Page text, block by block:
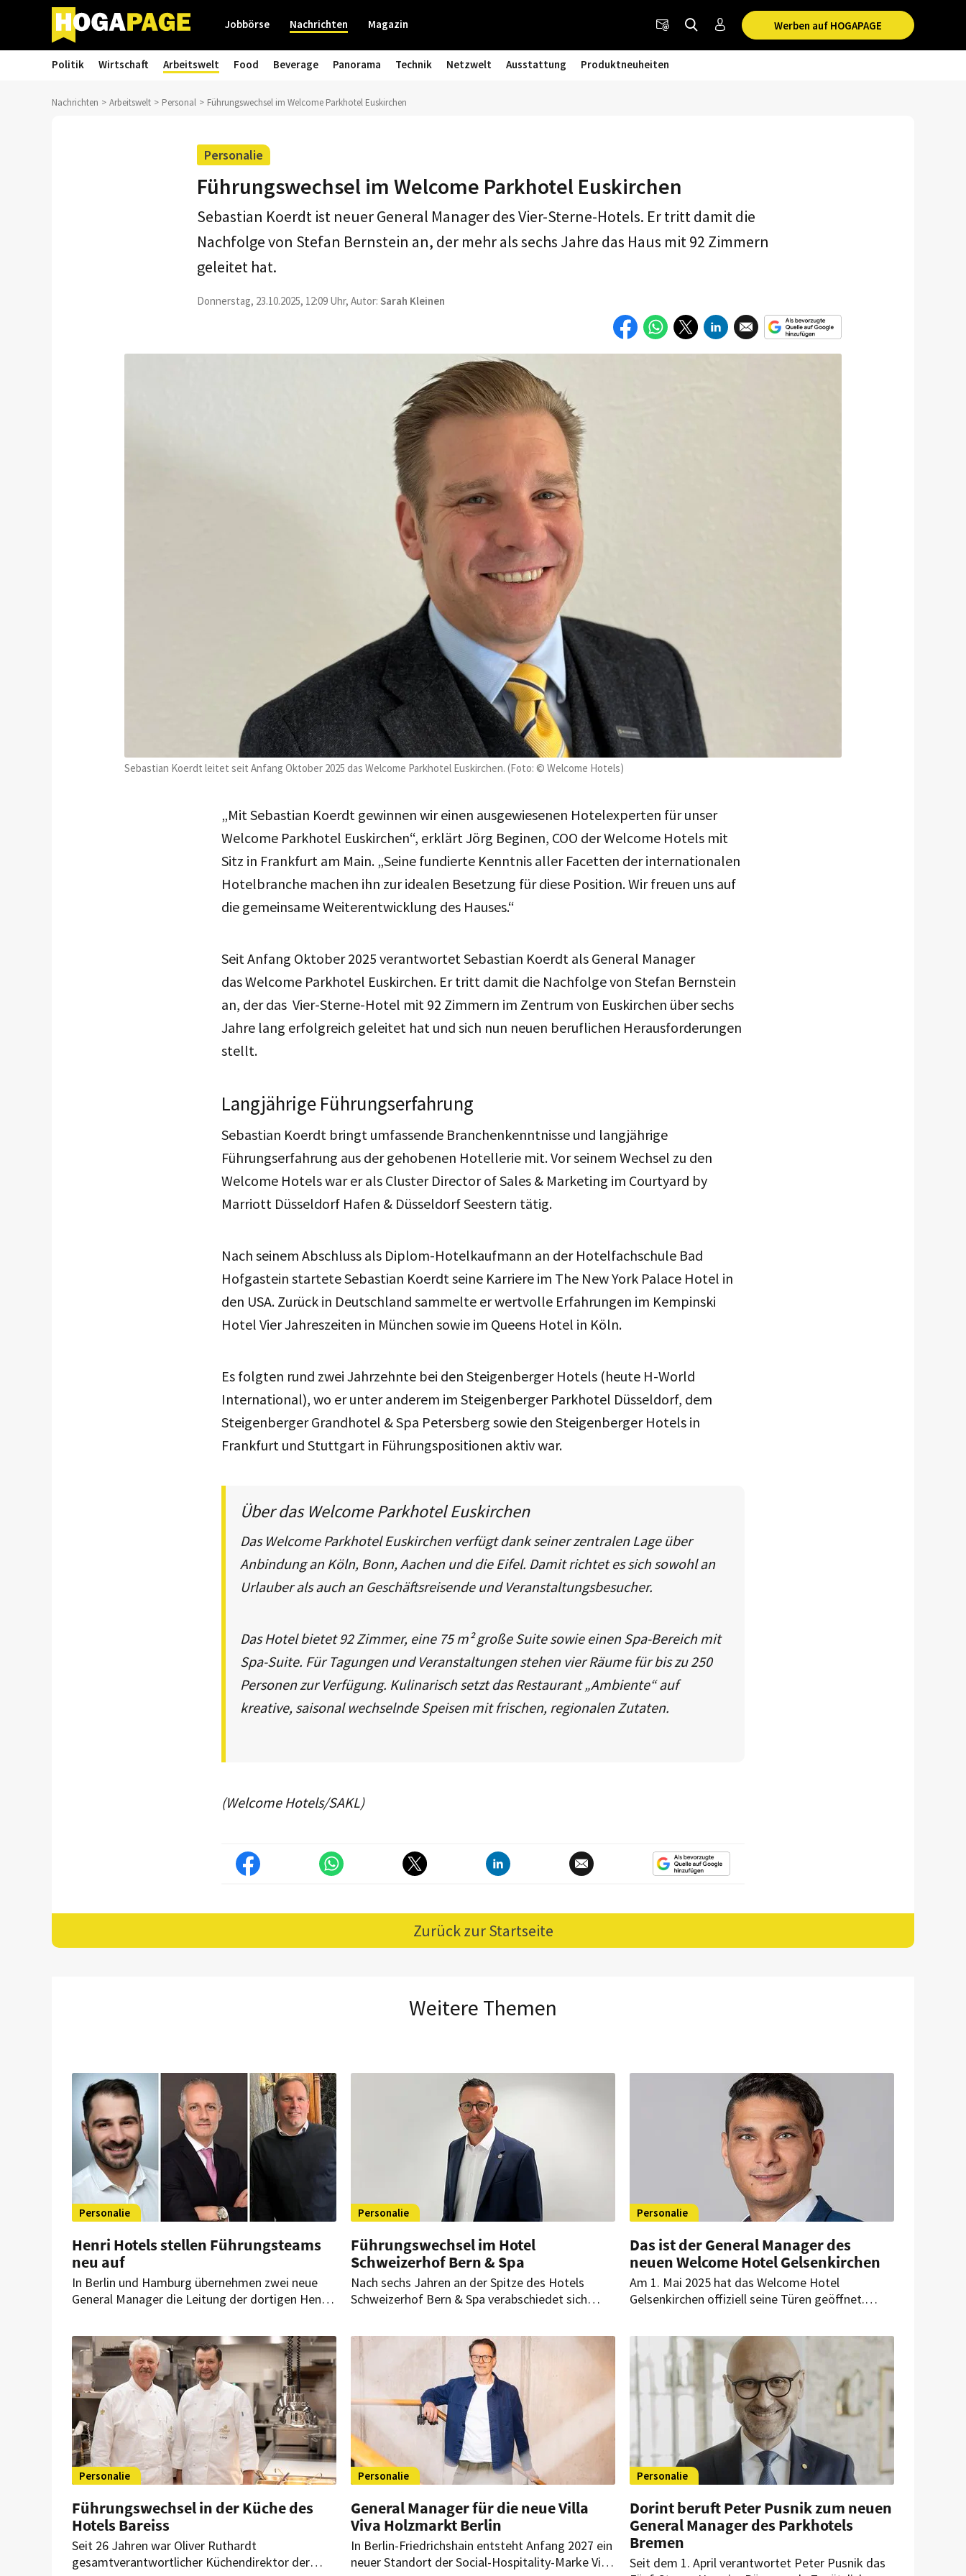
Werben auf HOGAPAGE
Jobbörse Nachrichten Magazin
Politik Wirtschaft Arbeitswelt Food Beverage Panorama Technik Netzwelt Ausstattung Produktneuheiten
Nachrichten Arbeitswelt Personal Führungswechsel im Welcome Parkhotel Euskirchen
Personalie
Führungswechsel im Welcome Parkhotel Euskirchen
Sebastian Koerdt leitet seit Anfang Oktober 2025 das Welcome Parkhotel Euskirchen. (Foto: © Welcome Hotels)
Sebastian Koerdt ist neuer General Manager des Vier-Sterne-Hotels. Er tritt damit die
Nachfolge von Stefan Bernstein an, der mehr als sechs Jahre das Haus mit 92 Zimmern
geleitet hat.
Donnerstag, 23.10.2025, 12:09 Uhr, Autor: Sarah Kleinen
„Mit Sebastian Koerdt gewinnen wir einen ausgewiesenen Hotelexperten für unser
Welcome Parkhotel Euskirchen“, erklärt Jörg Beginen, COO der Welcome Hotels mit
Sitz in Frankfurt am Main. „Seine fundierte Kenntnis aller Facetten der internationalen
Hotelbranche machen ihn zur idealen Besetzung für diese Position. Wir freuen uns auf
die gemeinsame Weiterentwicklung des Hauses.“
Seit Anfang Oktober 2025 verantwortet Sebastian Koerdt als General Manager
das Welcome Parkhotel Euskirchen. Er tritt damit die Nachfolge von Stefan Bernstein
an, der das Vier-Sterne-Hotel mit 92 Zimmern im Zentrum von Euskirchen über sechs
Jahre lang erfolgreich geleitet hat und sich nun neuen beruflichen Herausforderungen
stellt.
Langjährige Führungserfahrung
Sebastian Koerdt bringt umfassende Branchenkenntnisse und langjährige
Führungserfahrung aus der gehobenen Hotellerie mit. Vor seinem Wechsel zu den
Welcome Hotels war er als Cluster Director of Sales & Marketing im Courtyard by
Marriott Düsseldorf Hafen & Düsseldorf Seestern tätig.
Nach seinem Abschluss als Diplom-Hotelkaufmann an der Hotelfachschule Bad
Hofgastein startete Sebastian Koerdt seine Karriere im The New York Palace Hotel in
den USA. Zurück in Deutschland sammelte er wertvolle Erfahrungen im Kempinski
Hotel Vier Jahreszeiten in München sowie im Queens Hotel in Köln.
Es folgten rund zwei Jahrzehnte bei den Steigenberger Hotels (heute H-World
International), wo er unter anderem im Steigenberger Parkhotel Düsseldorf, dem
Steigenberger Grandhotel & Spa Petersberg sowie den Steigenberger Hotels in
Frankfurt und Stuttgart in Führungspositionen aktiv war.
Über das Welcome Parkhotel Euskirchen
Das Welcome Parkhotel Euskirchen verfügt dank seiner zentralen Lage über
Anbindung an Köln, Bonn, Aachen und die Eifel. Damit richtet es sich sowohl an
Urlauber als auch an Geschäftsreisende und Veranstaltungsbesucher.
Das Hotel bietet 92 Zimmer, eine 75 m² große Suite sowie einen Spa-Bereich mit
Spa-Suite. Für Tagungen und Veranstaltungen stehen vier Räume für bis zu 250
Personen zur Verfügung. Kulinarisch setzt das Restaurant „Ambiente“ auf
kreative, saisonal wechselnde Speisen mit frischen, regionalen Zutaten.
(Welcome Hotels/SAKL)
Zurück zur Startseite
Weitere Themen
Personalie
Henri Hotels stellen Führungsteams
neu auf
In Berlin und Hamburg übernehmen zwei neue
General Manager die Leitung der dortigen Henri-
ihre Führungsebene durch eine interne
Beförderung.
Personalie
Führungswechsel im Hotel
Schweizerhof Bern & Spa
Nach sechs Jahren an der Spitze des Hotels
Schweizerhof Bern & Spa verabschiedet sich
Herbst 2025 aus seiner Position. Ein Nachfolger
steht bereits fest.
Personalie
Das ist der General Manager des
neuen Welcome Hotel Gelsenkirchen
Am 1. Mai 2025 hat das Welcome Hotel
Gelsenkirchen offiziell seine Türen geöffnet.
der Nähe der Veltins-Arena von Koray Ataman.
Personalie
Führungswechsel in der Küche des
Hotels Bareiss
Seit 26 Jahren war Oliver Ruthardt
gesamtverantwortlicher Küchendirektor der
Personalie
General Manager für die neue Villa
Viva Holzmarkt Berlin
In Berlin-Friedrichshain entsteht Anfang 2027 ein
neuer Standort der Social-Hospitality-Marke Villa
Personalie
Dorint beruft Peter Pusnik zum neuen
General Manager des Parkhotels
Bremen
Seit dem 1. April verantwortet Peter Pusnik das